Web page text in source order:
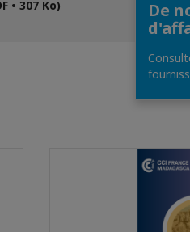
• 307 Ko)
De